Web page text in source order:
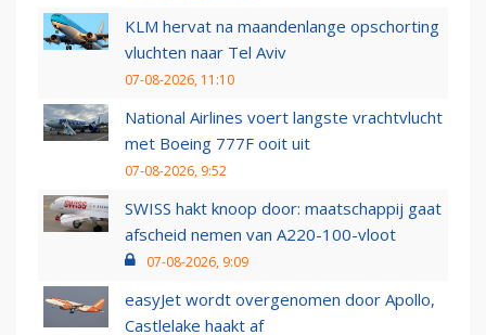
KLM hervat na maandenlange opschorting
vluchten naar Tel Aviv
07-08-2026, 11:10
National Airlines voert langste vrachtvlucht
met Boeing 777F ooit uit
07-08-2026, 9:52
SWISS hakt knoop door: maatschappij gaat
afscheid nemen van A220-100-vloot
07-08-2026, 9:09
easyJet wordt overgenomen door Apollo,
Castlelake haakt af